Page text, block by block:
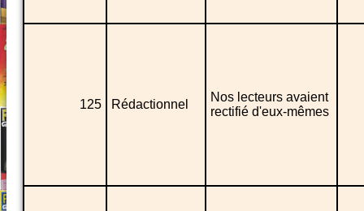
125 Rédactionnel
Nos lecteurs avaient
rectifié d'eux-mêmes